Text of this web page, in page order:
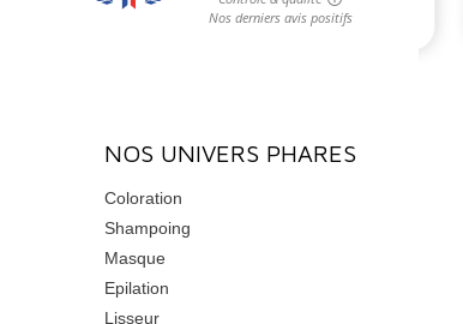
NOS UNIVERS PHARES
Coloration
Shampoing
Masque
Epilation
Lisseur